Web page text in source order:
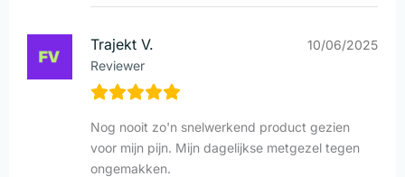
Trajekt V.
Reviewer
10/06/2025
Nog nooit zo'n snelwerkend product gezien
voor mijn pijn. Mijn dagelijkse metgezel tegen
ongemakken.